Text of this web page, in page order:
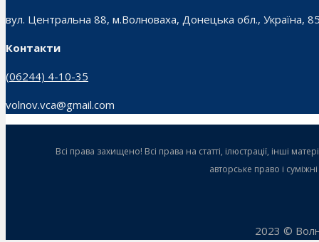
вул. Центральна 88, м.Волноваха, Донецька обл., Україна,
Контакти
(06244) 4-10-35
volnov.vca@gmail.com
Всі права захищено! Всі права на статті, ілюстрації, інші
авторське право і
2023 ©